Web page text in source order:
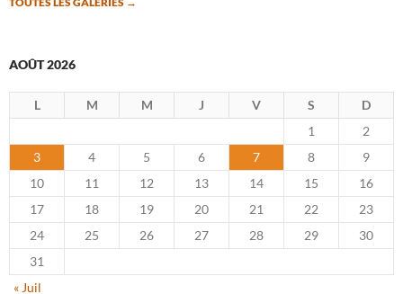
AOÛT 2026
L M M J V S
D
1
2
3
4 5 6 7 8
9
10
11 12 13 14 15
16
17
18 19 20 21 22
23
24
25 26 27 28 29
30
31
« Juil